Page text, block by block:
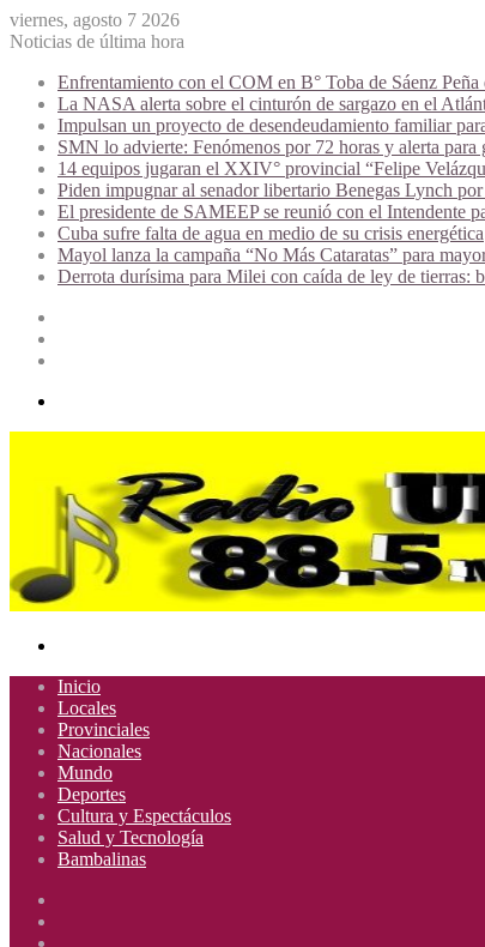
viernes, agosto 7 2026
Noticias de última hora
Enfrentamiento con el COM en B° Toba de Sáenz
La NASA alerta sobre el cinturón de sargazo en el
Impulsan un proyecto de desendeudamiento familiar
SMN lo advierte: Fenómenos por 72 horas y alerta para
14 equipos jugaran el XXIV° provincial “Felipe
Piden impugnar al senador libertario Benegas Lynch
El presidente de SAMEEP se reunió con el Intendente
Cuba sufre falta de agua en medio de su crisis energética
Mayol lanza la campaña “No Más Cataratas” para
Derrota durísima para Milei con caída de ley de tierras:
Inicio
Locales
Provinciales
Nacionales
Mundo
Deportes
Cultura y Espectáculos
Salud y Tecnología
Bambalinas